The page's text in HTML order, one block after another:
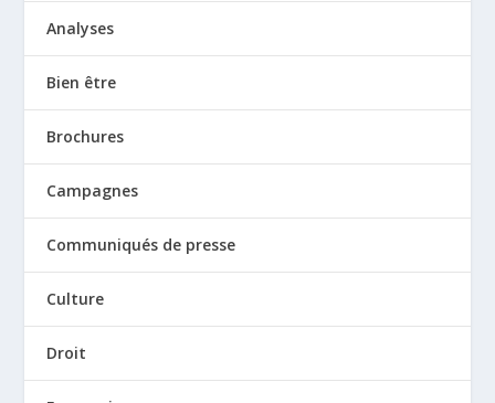
Analyses
Bien être
Brochures
Campagnes
Communiqués de presse
Culture
Droit